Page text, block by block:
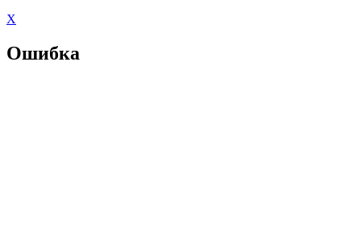
X
Ошибка